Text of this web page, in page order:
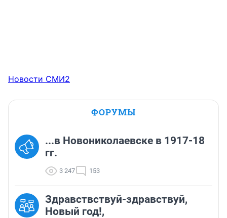
Новости СМИ2
ФОРУМЫ
...в Новониколаевске в 1917-18
гг.
3 247 153
Здравствствуй-здравствуй,
Новый год!,